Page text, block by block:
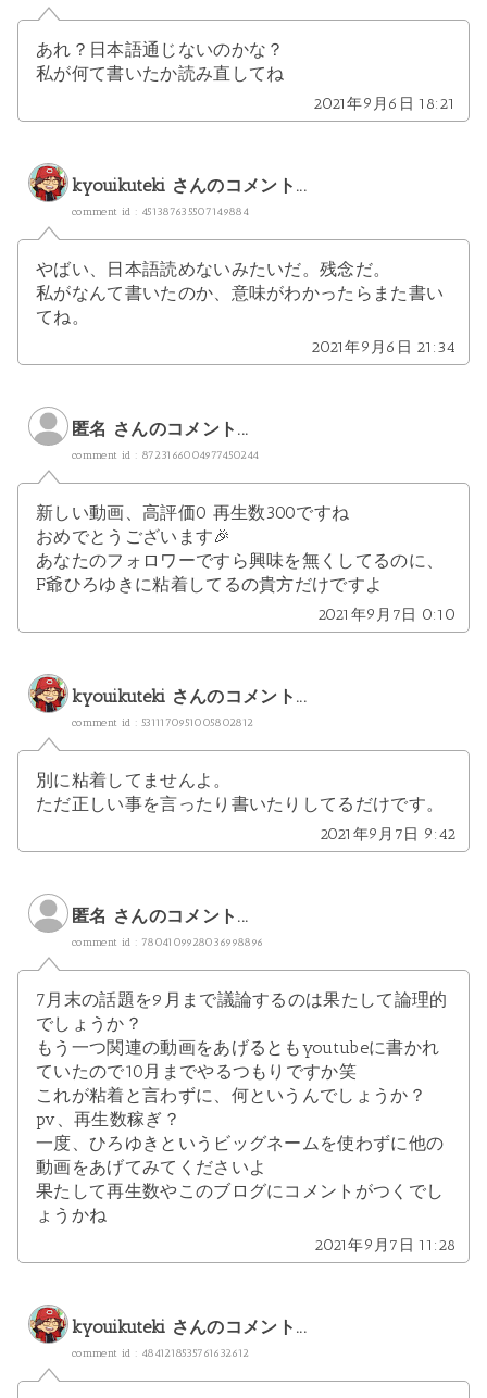
あれ？日本語通じないのかな？
私が何て書いたか読み直してね
2021年9月6日 18:21
kyouikuteki さんのコメント...
comment id : 451387635507149884
やばい、日本語読めないみたいだ。残念だ。
私がなんて書いたのか、意味がわかったらまた書い
てね。
2021年9月6日 21:34
匿名 さんのコメント...
comment id : 8723166004977450244
新しい動画、高評価0 再生数300ですね
おめでとうございます🎉
あなたのフォロワーですら興味を無くしてるのに、
F爺ひろゆきに粘着してるの貴方だけですよ
2021年9月7日 0:10
kyouikuteki さんのコメント...
comment id : 5311170951005802812
別に粘着してませんよ。
ただ正しい事を言ったり書いたりしてるだけです。
2021年9月7日 9:42
匿名 さんのコメント...
comment id : 7804109928036998896
7月末の話題を9月まで議論するのは果たして論理的
でしょうか？
もう一つ関連の動画をあげるともyoutubeに書かれ
ていたので10月までやるつもりですか笑
これが粘着と言わずに、何というんでしょうか？
pv、再生数稼ぎ？
一度、ひろゆきというビッグネームを使わずに他の
動画をあげてみてくださいよ
果たして再生数やこのブログにコメントがつくでし
ょうかね
2021年9月7日 11:28
kyouikuteki さんのコメント...
comment id : 4841218535761632612